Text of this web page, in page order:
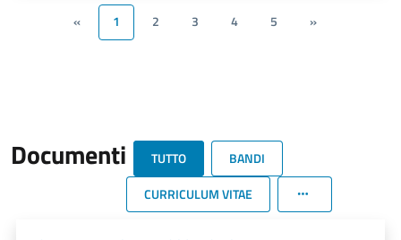
« 1 2 3 4 5 »
Documenti TUTTO
BANDI
CURRICULUM VITAE